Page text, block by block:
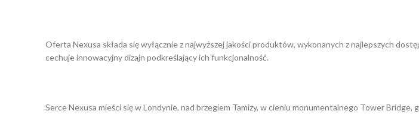
Oferta Nexusa składa się wyłącznie z najwyższej jakości produktów, wykonanych z najlepszych
cechuje innowacyjny dizajn podkreślający ich funkcjonalność.
Serce Nexusa mieści się w Londynie, nad brzegiem Tamizy, w cieniu monumentalnego Tower